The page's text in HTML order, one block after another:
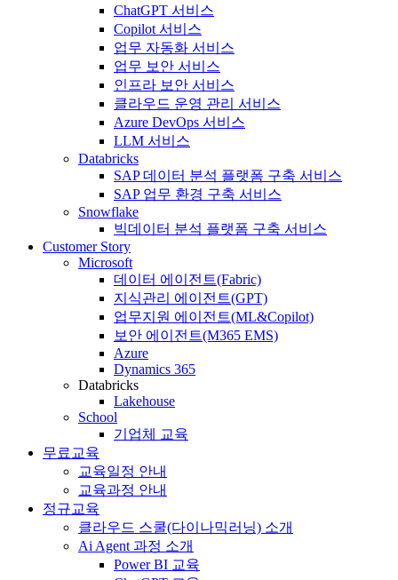
ChatGPT 서비스
Copilot 서비스
업무 자동화 서비스
업무 보안 서비스
인프라 보안 서비스
클라우드 운영 관리 서비스
Azure DevOps 서비스
LLM 서비스
Databricks
SAP 데이터 분석 플랫폼 구축 서비스
SAP 업무 환경 구축 서비스
Snowflake
빅데이터 분석 플랫폼 구축 서비스
Customer Story
Microsoft
데이터 에이전트(Fabric)
지식관리 에이전트(GPT)
업무지원 에이전트(ML&Copilot)
보안 에이전트(M365 EMS)
Azure
Dynamics 365
Databricks
Lakehouse
School
기업체 교육
무료교육
교육일정 안내
교육과정 안내
정규교육
클라우드 스쿨(다이나믹러닝) 소개
Ai Agent 과정 소개
Power BI 교육